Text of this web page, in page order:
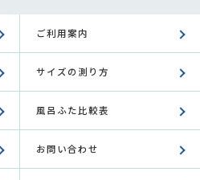
ご利用案内
サイズの測り方
風呂ふた比較表
お問い合わせ